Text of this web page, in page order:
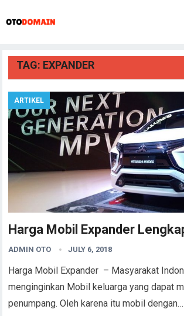
TAG: EXPANDER
ARTIKEL
Harga Mobil Expander
ADMIN OTO JULY 6, 2018
Harga Mobil Expander – Masyarakat
menginginkan Mobil keluarga yang dapat
penumpang. Oleh karena itu mobil dengan…